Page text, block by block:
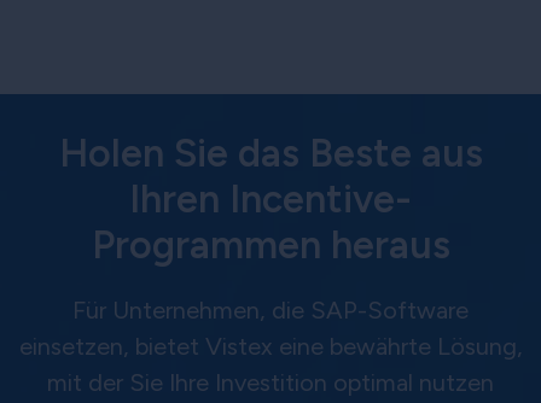
Holen Sie das Beste aus
Ihren Incentive-
Programmen heraus
Für Unternehmen, die SAP-Software
einsetzen, bietet Vistex eine bewährte Lösung,
mit der Sie Ihre Investition optimal nutzen